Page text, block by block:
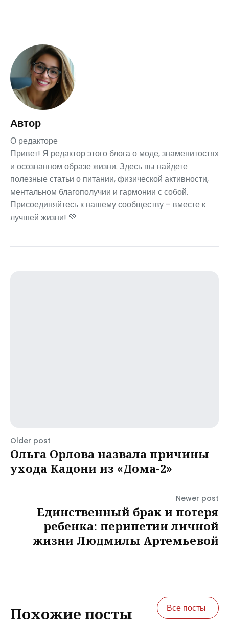
Автор
О редакторе
Привет! Я редактор этого блога о моде, знаменитостях
и осознанном образе жизни. Здесь вы найдете
полезные статьи о питании, физической активности,
ментальном благополучии и гармонии с собой.
Присоединяйтесь к нашему сообществу – вместе к
лучшей жизни! 💚
Older post
Ольга Орлова назвала причины
ухода Кадони из «Дома-2»
Newer post
Единственный брак и потеря
ребенка: перипетии личной
жизни Людмилы Артемьевой
Похожие посты Все посты